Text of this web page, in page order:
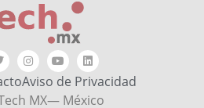
Aviso de Privacidad
MX— México